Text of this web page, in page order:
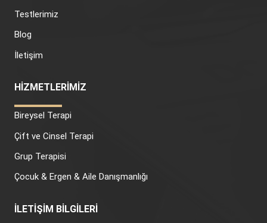
Testlerimiz
Blog
İletişim
HİZMETLERİMİZ
Bireysel Terapi
Çift ve Cinsel Terapi
Grup Terapisi
Çocuk & Ergen & Aile Danışmanlığı
İLETİŞİM BİLGİLERİ